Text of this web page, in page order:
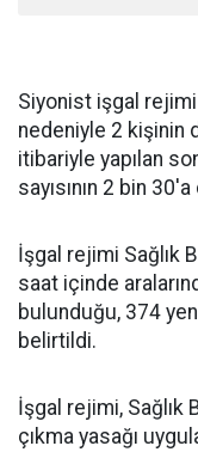
Siyonist işgal rejimi
nedeniyle 2 kişinin
itibariyle yapılan
sayısının 2 bin 30'a
İşgal rejimi Sağlık
saat içinde
bulunduğu, 374
belirtildi.
İşgal rejimi, Sağlık
çıkma yasağı